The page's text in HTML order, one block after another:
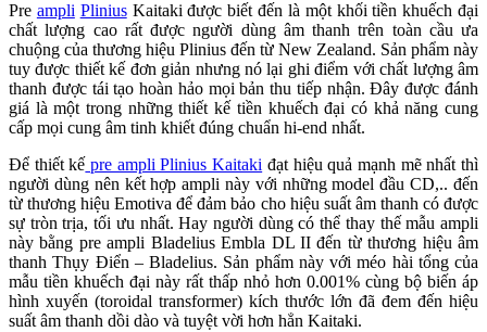
Pre ampli PliniusKaitaki được biết đến là một khối tiền khuếch đại
chất lượng cao rất được người dùng âm thanh trên toàn cầu ưa
chuộng của thương hiệu Plinius đến từ New Zealand. Sản phẩm này
tuy được thiết kế đơn giản nhưng nó lại ghi điểm với chất lượng âm
thanh được tái tạo hoàn hảo mọi bản thu tiếp nhận. Đây được đánh
giá là một trong những thiết kế tiền khuếch đại có khả năng cung
cấp mọi cung âm tinh khiết đúng chuẩn hi-end nhất.
Để thiết kế pre ampli Plinius Kaitaki đạt hiệu quả mạnh mẽ nhất thì
người dùng nên kết hợp ampli này với những model đầu CD,.. đến
từ thương hiệu Emotiva để đảm bảo cho hiệu suất âm thanh có được
sự tròn trịa, tối ưu nhất. Hay người dùng có thể thay thế mẫu ampli
này bằng pre ampli Bladelius Embla DL II đến từ thương hiệu âm
thanh Thụy Điển – Bladelius. Sản phẩm này với méo hài tổng của
mẫu tiền khuếch đại này rất thấp nhỏ hơn 0.001% cùng bộ biến áp
hình xuyến (toroidal transformer) kích thước lớn đã đem đến hiệu
suất âm thanh dồi dào và tuyệt vời hơn hẳn Kaitaki.